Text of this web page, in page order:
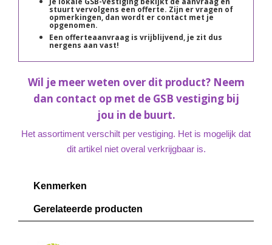
stuurt vervolgens een offerte. Zijn er vragen of
opmerkingen, dan wordt er contact met je
opgenomen.
Een offerteaanvraag is vrijblijvend, je zit dus
nergens aan vast!
Wil je meer weten over dit product? Neem
dan contact op met de GSB vestiging bij
jou in de buurt.
Het assortiment verschilt per vestiging. Het is mogelijk dat
dit artikel niet overal verkrijgbaar is.
Kenmerken
Gerelateerde producten